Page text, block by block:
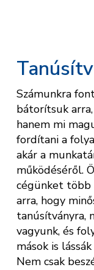
Számunkra
bátorítsuk
hanem mi
fordítani a
akár a
működéséről.
cégünket
arra, hogy
tanúsítványra,
vagyunk, és
mások is
Nem csak